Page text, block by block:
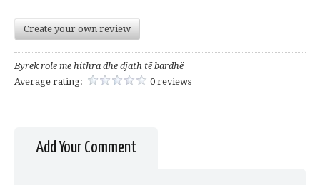
Create your own review
Byrek role me hithra dhe djath të bardhë
Average rating:
0 reviews
Add Your Comment